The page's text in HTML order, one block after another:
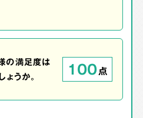
の満足度は
うか。
100点